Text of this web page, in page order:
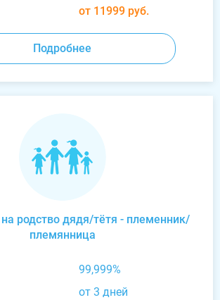
от 11999 руб.
Подробнее
родство дядя/тётя - племенник/
племянница
99,999%
от 3 дней